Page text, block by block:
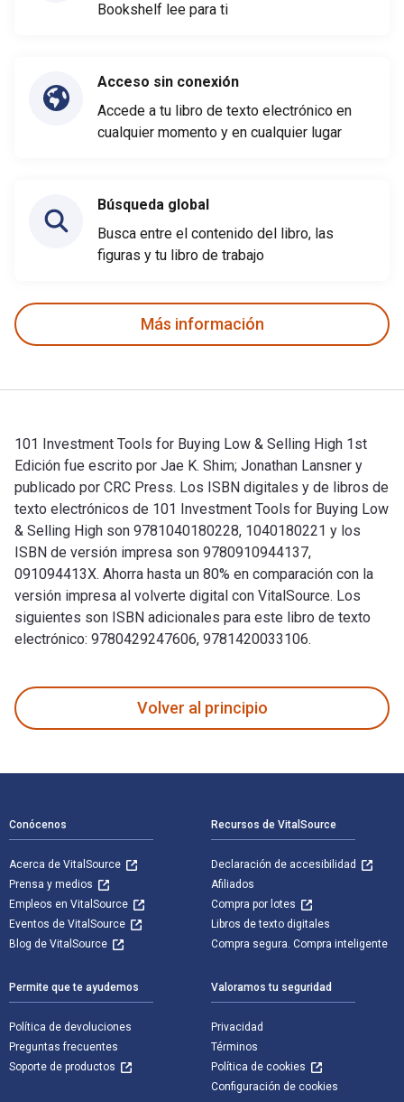
Bookshelf lee para ti
Acceso sin conexión
Accede a tu libro de texto electrónico en
cualquier momento y en cualquier lugar
Búsqueda global
Busca entre el contenido del libro, las
figuras y tu libro de trabajo
Más información
101 Investment Tools for Buying Low & Selling High 1st
Edición fue escrito por Jae K. Shim; Jonathan Lansner y
publicado por CRC Press. Los ISBN digitales y de libros de
texto electrónicos de 101 Investment Tools for Buying Low
& Selling High son 9781040180228, 1040180221 y los
ISBN de versión impresa son 9780910944137,
091094413X. Ahorra hasta un 80% en comparación con la
versión impresa al volverte digital con VitalSource. Los
siguientes son ISBN adicionales para este libro de texto
electrónico: 9780429247606, 9781420033106.
Volver al principio
Conócenos
Acerca de VitalSource
Prensa y medios
Empleos en VitalSource
Eventos de VitalSource
Blog de VitalSource
Recursos de VitalSource
Declaración de accesibilidad
Afiliados
Compra por lotes
Libros de texto digitales
Compra segura. Compra inteligente
Permite que te ayudemos
Política de devoluciones
Preguntas frecuentes
Soporte de productos
Valoramos tu seguridad
Privacidad
Términos
Política de cookies
Configuración de cookies